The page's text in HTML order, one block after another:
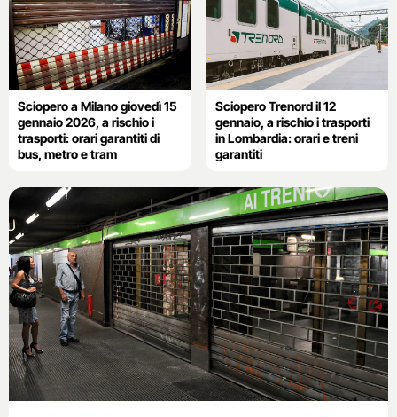
Sciopero a Milano giovedì 15
gennaio 2026, a rischio i
trasporti: orari garantiti di
bus, metro e tram
Sciopero Trenord il 12
gennaio, a rischio i trasporti
in Lombardia: orari e treni
garantiti